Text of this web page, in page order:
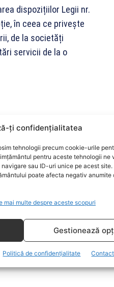
ți confidențialitatea
tehnologii precum cookie-urile
pentru aceste tehnologii ne
sau ID-uri unice pe acest site.
poate afecta negativ anumite
mai multe despre aceste scopuri
Gestionează
Politică de confidențialitate Contact
dispozițiilor Legii nr.
în ceea ce privește
de la societăți
servicii de la o
încălcarea legislației
2017 – 2018, în
de Integritate, în baza
indicii privind
în anul 2018 de
care anterior, în anul
de 59.800 euro”
de vedere, în